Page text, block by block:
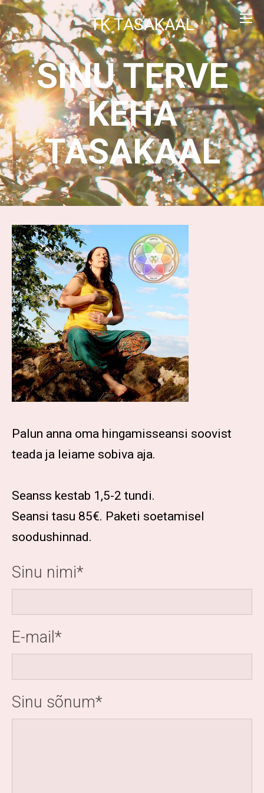
TK TASAKAAL
SINU TERVE
KEHA
TASAKAAL
Palun anna oma hingamisseansi soovist
teada ja leiame sobiva aja.
Seanss kestab 1,5-2 tundi.
Seansi tasu 85€. Paketi soetamisel
soodushinnad.
Sinu nimi
E-mail
Sinu sõnum